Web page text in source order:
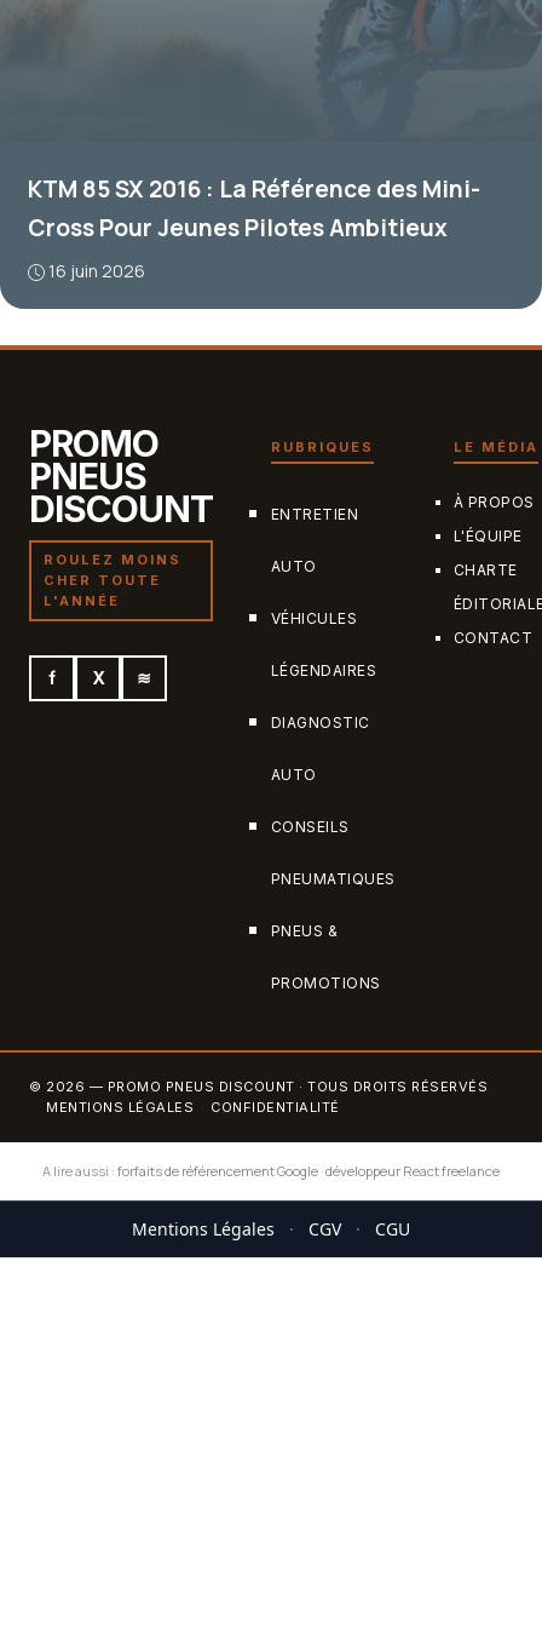
KTM 85 SX 2016 : La Référence des Mini-
Cross Pour Jeunes Pilotes Ambitieux
16 juin 2026
PROMO
PNEUS
DISCOUNT
ROULEZ MOINS
CHER TOUTE
L'ANNÉE
f X ≋
RUBRIQUES
ENTRETIEN
AUTO
VÉHICULES
LÉGENDAIRES
DIAGNOSTIC
AUTO
CONSEILS
PNEUMATIQUES
PNEUS &
PROMOTIONS
LE MÉDIA
À PROPOS
L'ÉQUIPE
CHARTE
CONTACT
© 2026 — PROMO PNEUS DISCOUNT · TOUS DROITS RÉSERVÉS
MENTIONS LÉGALES
CONFIDENTIALITÉ
A lire aussi : forfaits de référencement Google ·développeur React freelance
Mentions Légales · CGV · CGU